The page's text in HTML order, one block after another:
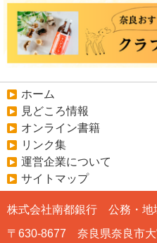
ホーム
見どころ情報
オンライン書籍
リンク集
運営企業について
サイトマップ
株式会社南都銀行 公務・地
〒630-8677 奈良県奈良市